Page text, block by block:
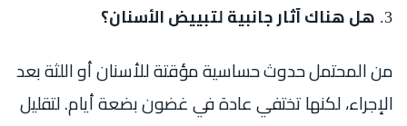
هل هناك آثار جانبية لتبييض الأسنان؟
من المحتمل حدوث حساسية مؤقتة للأسنان أو اللثة بعد
الإجراء، لكنها تختفي عادة في غضون بضعة أيام. لتقليل